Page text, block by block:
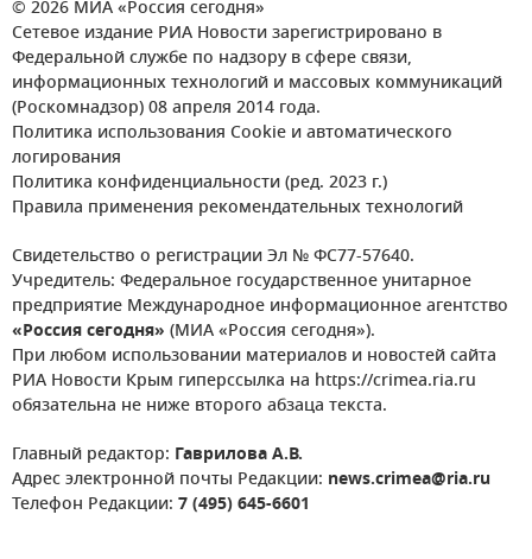
© 2026 МИА «Россия сегодня»
Сетевое издание РИА Новости зарегистрировано в
Федеральной службе по надзору в сфере связи,
информационных технологий и массовых коммуникаций
(Роскомнадзор) 08 апреля 2014 года.
Политика использования Cookie и автоматического
логирования
Политика конфиденциальности (ред. 2023 г.)
Правила применения рекомендательных технологий
Свидетельство о регистрации Эл № ФС77-57640.
Учредитель: Федеральное государственное унитарное
предприятие Международное информационное агентство
«Россия сегодня» (МИА «Россия сегодня»).
При любом использовании материалов и новостей сайта
РИА Новости Крым гиперссылка на https://crimea.ria.ru
обязательна не ниже второго абзаца текста.
Главный редактор: Гаврилова А.В.
Адрес электронной почты Редакции: news.crimea@ria.ru
Телефон Редакции: 7 (495) 645-6601